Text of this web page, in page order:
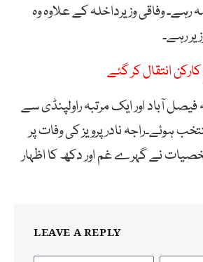
وفاقی وزیرداخلہ کے علاوہ وہ
رہے۔
انتقال کر گئے
پرویز 4 مرتبہ فیصل آباد اور ایک مرتبہ راولپنڈی سے
ہوئے۔راجہ نادر پرویز کی وفات پر
نے گہرے غم اور دکھ کا اظہار
LEAVE A REPLY